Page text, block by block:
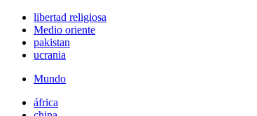
libertad religiosa
Medio oriente
pakistan
ucrania
Mundo
áfrica